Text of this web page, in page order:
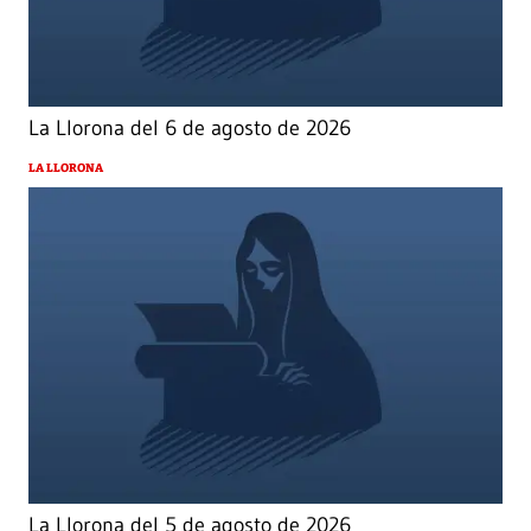
La Llorona del 6 de agosto de 2026
LA LLORONA
La Llorona del 5 de agosto de 2026